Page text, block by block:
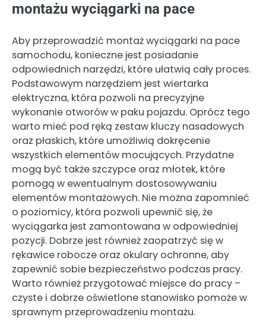
montażu wyciągarki na pace
Aby przeprowadzić montaż wyciągarki na pace
samochodu, konieczne jest posiadanie
odpowiednich narzędzi, które ułatwią cały proces.
Podstawowym narzędziem jest wiertarka
elektryczna, która pozwoli na precyzyjne
wykonanie otworów w paku pojazdu. Oprócz tego
warto mieć pod ręką zestaw kluczy nasadowych
oraz płaskich, które umożliwią dokręcenie
wszystkich elementów mocujących. Przydatne
mogą być także szczypce oraz młotek, które
pomogą w ewentualnym dostosowywaniu
elementów montażowych. Nie można zapomnieć
o poziomicy, która pozwoli upewnić się, że
wyciągarka jest zamontowana w odpowiedniej
pozycji. Dobrze jest również zaopatrzyć się w
rękawice robocze oraz okulary ochronne, aby
zapewnić sobie bezpieczeństwo podczas pracy.
Warto również przygotować miejsce do pracy –
czyste i dobrze oświetlone stanowisko pomoże w
sprawnym przeprowadzeniu montażu.